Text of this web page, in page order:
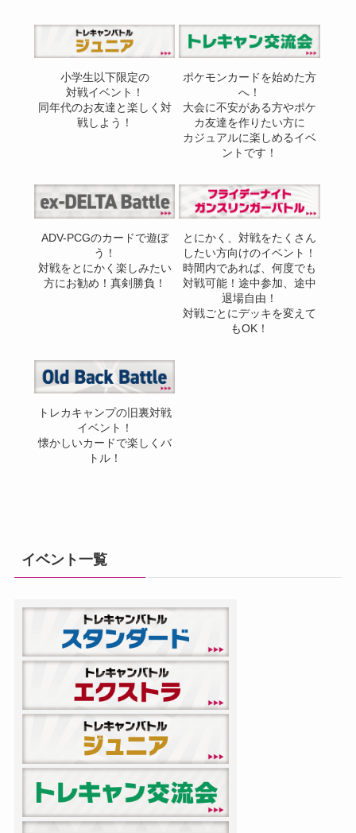
小学生以下限定の
対戦イベント！
同年代のお友達と楽しく対
戦しよう！
ポケモンカードを始めた方
へ！
大会に不安がある方やポケ
カ友達を作りたい方に
カジュアルに楽しめるイベ
ントです！
ADV-PCGのカードで遊ぼ
う！
対戦をとにかく楽しみたい
方にお勧め！真剣勝負！
とにかく、対戦をたくさん
したい方向けのイベント！
時間内であれば、何度でも
対戦可能！途中参加、途中
退場自由！
対戦ごとにデッキを変えて
もOK！
トレカキャンプの旧裏対戦
イベント！
懐かしいカードで楽しくバ
トル！
イベント一覧